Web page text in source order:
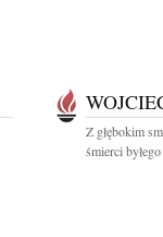
Z głębokim
śmierci